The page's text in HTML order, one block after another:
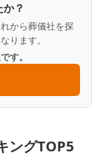
？
から葬儀社を探
ります。
す。
ングTOP5